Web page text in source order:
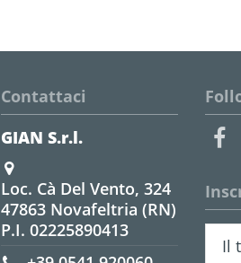
Contattaci
GIAN S.r.l.
Loc. Cà Del Vento, 324
47863 Novafeltria (RN)
P.I. 02225890413